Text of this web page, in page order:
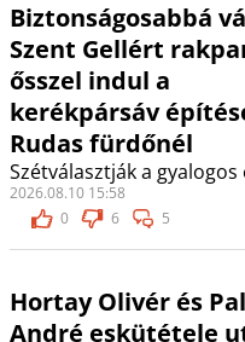
Biztonságosabbá
Szent Gellért
ősszel indul a
kerékpársáv
Rudas fürdőnél
Szétválasztják a
2026.08.10 15:58
0
6 5
Hortay Olivér és
André eskütétele